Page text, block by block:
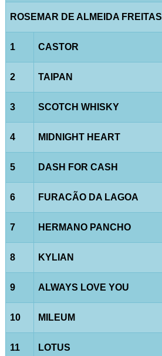
ROSEMAR DE ALMEIDA FREITAS
1 CASTOR
2 TAIPAN
3 SCOTCH WHISKY
4 MIDNIGHT HEART
5 DASH FOR CASH
6 FURACÃO DA LAGOA
7 HERMANO PANCHO
8 KYLIAN
9 ALWAYS LOVE YOU
10 MILEUM
11 LOTUS